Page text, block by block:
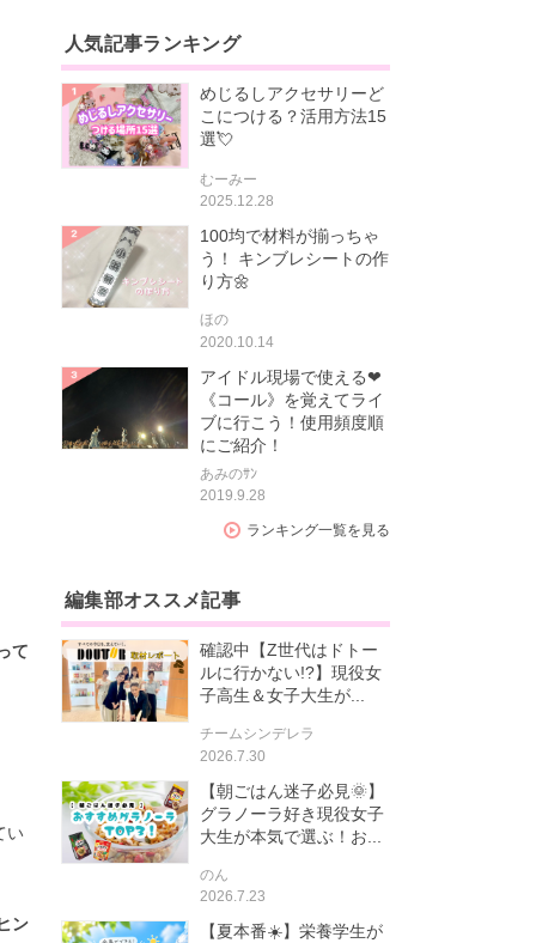
て
い
ン
人気記事ランキング
めじるしアクセサリーど
こにつける？活用方法15
選💘
むーみー
2025.12.28
100均で材料が揃っちゃ
う！ キンブレシートの作
り方🌼
ほの
2020.10.14
アイドル現場で使える❤
《コール》を覚えてライ
ブに行こう！使用頻度順
にご紹介！
あみのｻﾝ
2019.9.28
ランキング一覧を見る
編集部オススメ記事
確認中【Z世代はドトー
ルに行かない!?】現役女
子高生＆女子大生が...
チームシンデレラ
2026.7.30
【朝ごはん迷子必見🌞】
グラノーラ好き現役女子
大生が本気で選ぶ！お...
のん
2026.7.23
【夏本番☀️】栄養学生が